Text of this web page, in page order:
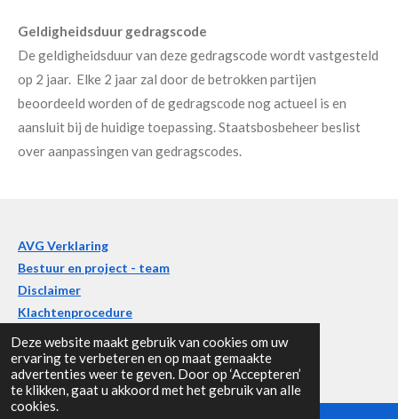
Deze website maakt gebruik van cookies om uw
ervaring te verbeteren en op maat gemaakte
advertenties weer te geven. Door op ‘Accepteren’
te klikken, gaat u akkoord met het gebruik van alle
cookies.
Geldigheidsduur gedragscode
De geldigheidsduur van deze gedragscode wordt vastgesteld
op 2 jaar. Elke 2 jaar zal door de betrokken partijen
beoordeeld worden of de gedragscode nog actueel is en
aansluit bij de huidige toepassing. Staatsbosbeheer beslist
over aanpassingen van gedragscodes.
AVG Verklaring
Bestuur en project - team
Disclaimer
Klachtenprocedure
F
a